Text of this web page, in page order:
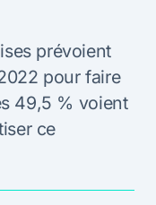
prévoient
pour faire
49,5 % voient
ce